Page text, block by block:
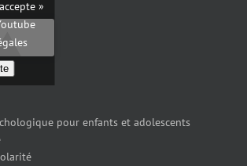
»
pour enfants et adolescents